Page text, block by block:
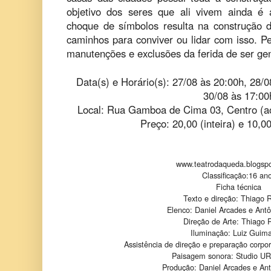
objetivo dos seres que ali vivem ainda é
choque de símbolos resulta na construção
caminhos para conviver ou lidar com isso.
manutenções e exclusões da ferida de ser
Data(s) e Horário(s): 27/08 às 20:00h, 28/
30/08 às
Local: Rua Gamboa de Cima 03, Centro
Preço: 20,00 (inteira) e
Classificação:16
Ficha técnica
Texto e direção: Thiago
Elenco: Daniel Arcades e
Direção de Arte: Thiago
Iluminação: Luiz
Assistência de direção e preparação
Paisagem sonora: Studio
Produção: Daniel Arcades e